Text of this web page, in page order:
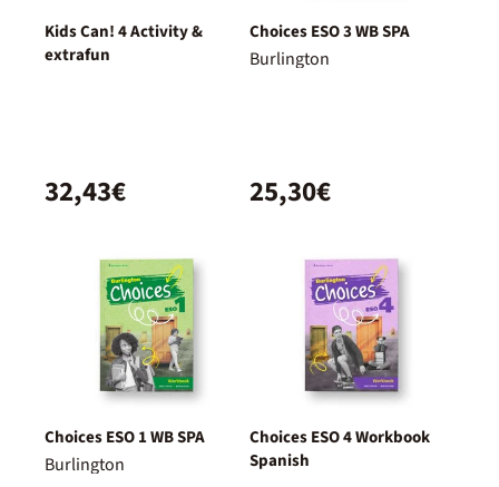
Kids Can! 4 Activity &
extrafun
32,43€
Choices ESO 3 WB SPA
Burlington
25,30€
Choices ESO 1 WB SPA
Burlington
Choices ESO 4 Workbook
Spanish